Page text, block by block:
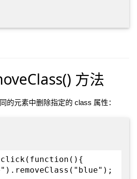
方法
的元素中删除指定的 class 属性：